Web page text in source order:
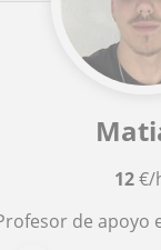
12€/
Profesor de apoyo escolar que ayuda a